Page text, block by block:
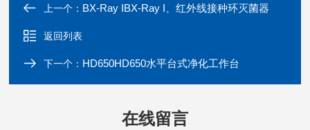
上一个： BX-Ray IBX-Ray I、红外线接种环灭菌器
返回列表
下一个： HD650HD650水平台式净化工作台
在线留言